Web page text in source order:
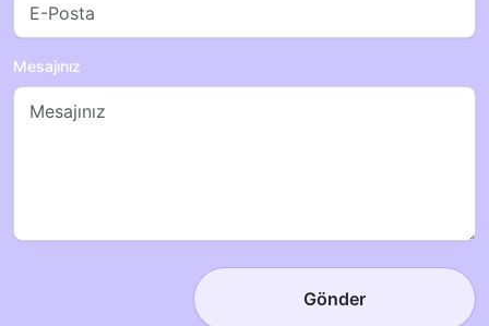
Mesajınız
Gönder